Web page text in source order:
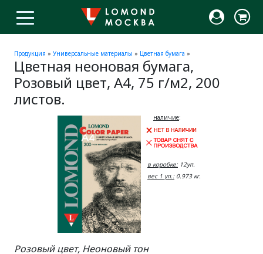
Продукция » Универсальные материалы » Цветная бумага »
Цветная неоновая бумага,
Розовый цвет, A4, 75 г/м2, 200
листов.
наличие:
в коробке: 12уп.
вес 1 уп.: 0.973 кг.
Розовый цвет, Неоновый тон